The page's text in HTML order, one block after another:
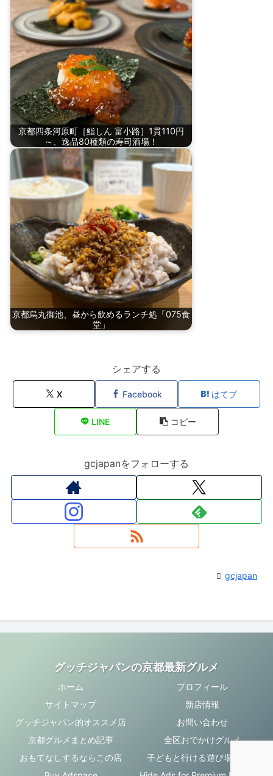
京都四条河原町［鮨しん 富小路］1貫110円
～、逸品80種類の寿司酒場！
京都烏丸御池、昼から飲めるランチ処「075食
堂」
シェアする
X Facebook はてブ
LINE コピー
gcjapanをフォローする
gcjapan
グッチジャパンの京都最新グルメ
ホーム
プロフィール
サイトマップ
新店情報
グッチジャパン的オススメ店
お問い合わせ
京都グルメまとめ記事
全区おでかけグルメ
おもてなしするならこの店
子どもと行ける遊び場・お店